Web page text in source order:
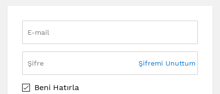
Şifremi Unuttum
Beni Hatırla